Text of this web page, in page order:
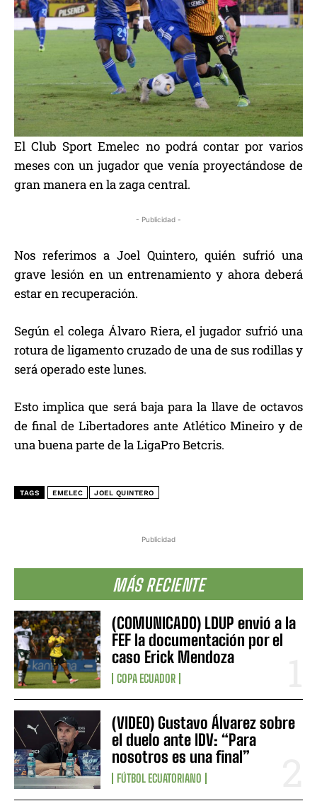
Publicidad
MÁS RECIENTE
(COMUNICADO) LDUP envió a la
FEF la documentación por el
caso Erick Mendoza
COPA ECUADOR
(VIDEO) Gustavo Álvarez sobre
el duelo ante IDV: “Para
nosotros es una final”
FÚTBOL ECUATORIANO
El Club Sport Emelec no podrá contar por varios
meses con un jugador que venía proyectándose de
gran manera en la zaga central.
- Publicidad -
Nos referimos a Joel Quintero, quién sufrió una
grave lesión en un entrenamiento y ahora deberá
estar en recuperación.
Según el colega Álvaro Riera, el jugador sufrió una
rotura de ligamento cruzado de una de sus rodillas y
será operado este lunes.
Esto implica que será baja para la llave de octavos
de final de Libertadores ante Atlético Mineiro y de
una buena parte de la LigaPro Betcris.
TAGS EMELEC JOEL QUINTERO